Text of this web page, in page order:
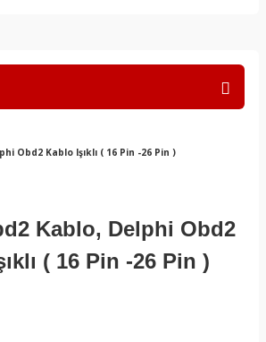
Obd2 Kablo Işıklı ( 16 Pin -26 Pin )
Kablo, Delphi Obd2
( 16 Pin -26 Pin )